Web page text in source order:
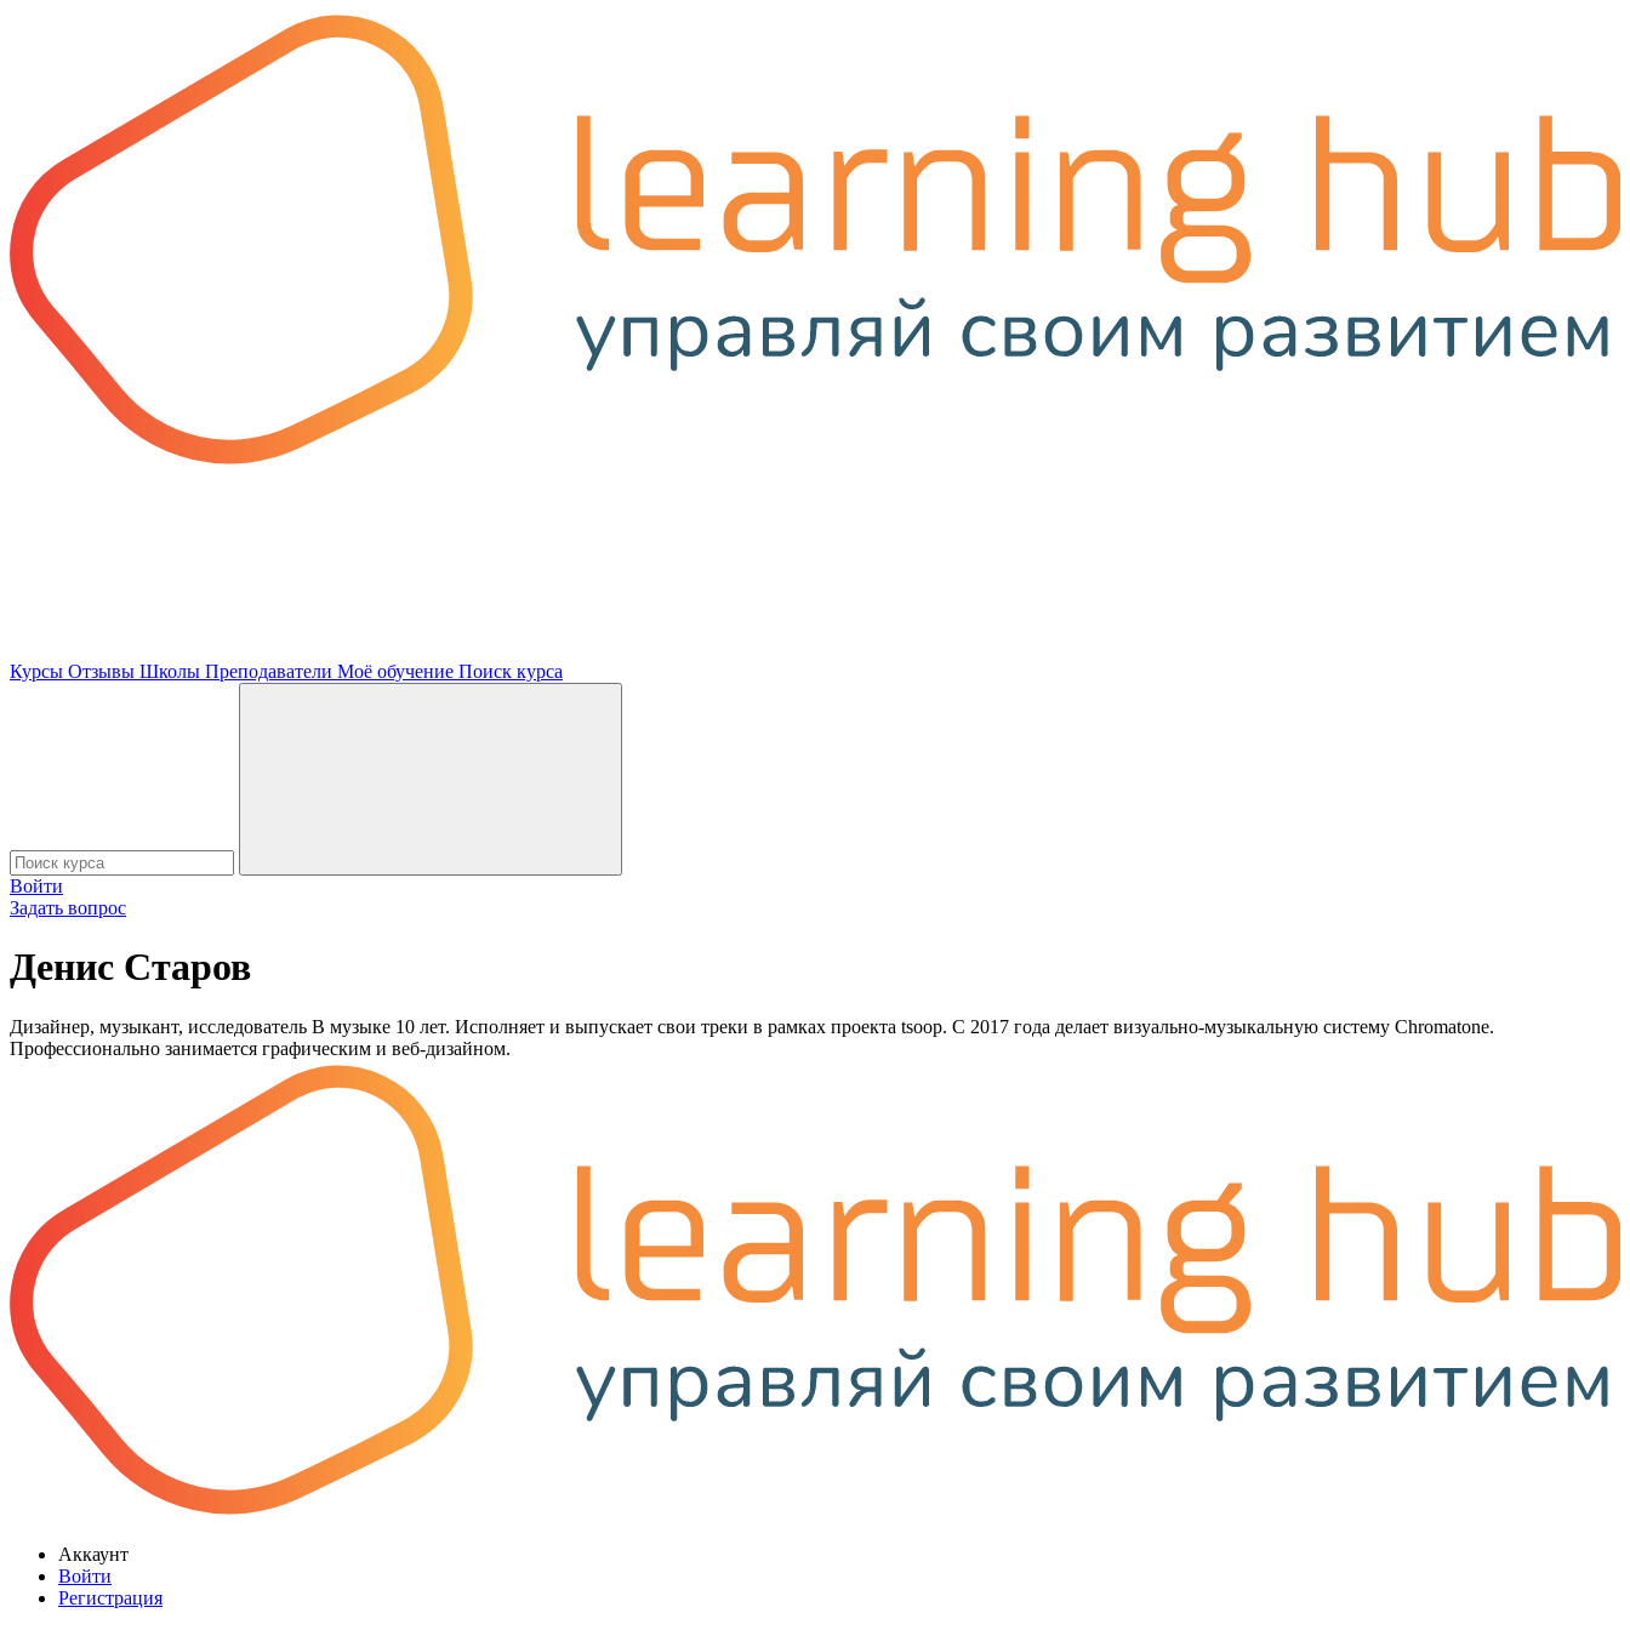
Курсы Отзывы Школы Преподаватели Моё обучение Поиск курса
Войти
Задать вопрос
Денис Старов
Дизайнер, музыкант, исследователь В музыке 10 лет. Исполняет и выпускает свои треки в рамках проекта tsoop. С 2017 года делает визуально-музыкальную систему Chromatone.
Профессионально занимается графическим и веб-дизайном.
Аккаунт
Войти
Регистрация